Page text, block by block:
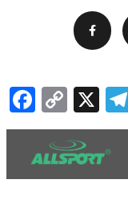
Copy
Link
X